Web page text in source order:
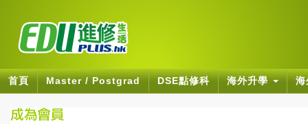
首頁 Master / Postgrad DSE點修科 海外升學